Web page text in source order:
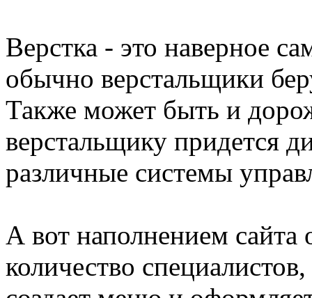
Верстка - это наверное
обычно верстальщики
Также может быть и
верстальщику придется
различные системы
А вот наполнением
количество